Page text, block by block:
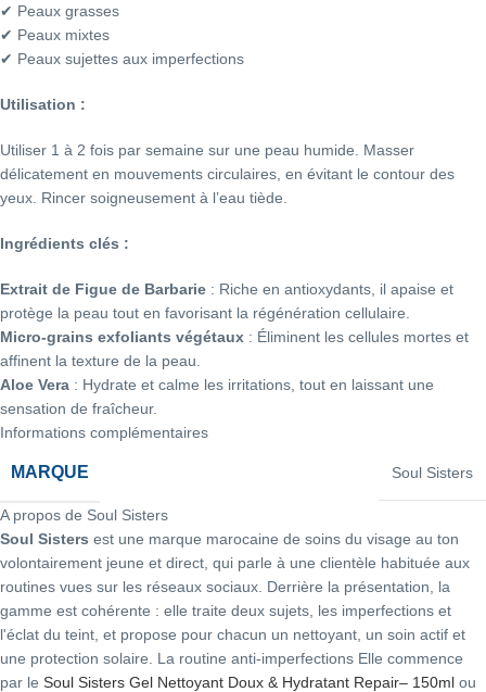
✔ Peaux grasses
✔ Peaux mixtes
✔ Peaux sujettes aux imperfections
Utilisation :
Utiliser 1 à 2 fois par semaine sur une peau humide. Masser
délicatement en mouvements circulaires, en évitant le contour des
yeux. Rincer soigneusement à l’eau tiède.
Ingrédients clés :
Extrait de Figue de Barbarie : Riche en antioxydants, il apaise et
protège la peau tout en favorisant la régénération cellulaire.
Micro-grains exfoliants végétaux : Éliminent les cellules mortes et
affinent la texture de la peau.
Aloe Vera : Hydrate et calme les irritations, tout en laissant une
sensation de fraîcheur.
Informations complémentaires
MARQUE Soul Sisters
A propos de Soul Sisters
Soul Sisters est une marque marocaine de soins du visage au ton
volontairement jeune et direct, qui parle à une clientèle habituée aux
routines vues sur les réseaux sociaux. Derrière la présentation, la
gamme est cohérente : elle traite deux sujets, les imperfections et
l'éclat du teint, et propose pour chacun un nettoyant, un soin actif et
une protection solaire. La routine anti-imperfections Elle commence
par le Soul Sisters Gel Nettoyant Doux & Hydratant Repair– 150ml ou